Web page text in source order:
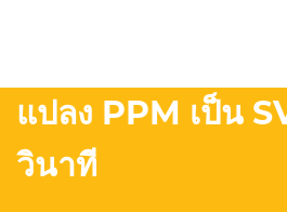
แปลง PPM เป็น
วินาที